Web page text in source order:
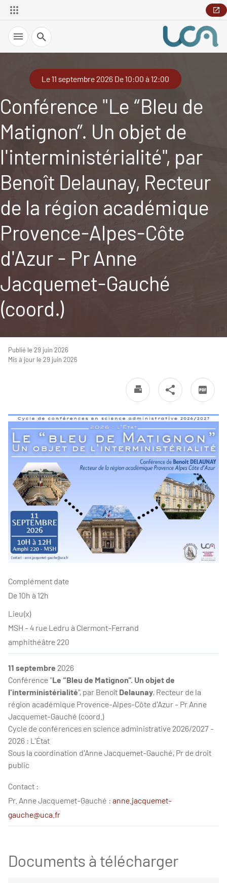
Recherche
Le 11 septembre 2026 De 10:00 à 12:00
Conférence "Le “Bleu de
Matignon”. Un objet de
l'interministérialité", par
Benoît Delaunay, Recteur
de la région académique
Provence-Alpes-Côte
d'Azur - Pr Anne
Jacquemet-Gauché
(coord.)
Publié le 29 juin 2026
Mis à jour le 29 juin 2026
Complément date
De 10h à 12h
Lieu(x)
MSH - 4 rue Ledru à Clermont-Ferrand
amphithéâtre 220
11 septembre 2026
Conférence "Le “Bleu de Matignon”. Un objet de
l'interministérialité", par Benoît Delaunay, Recteur de la
région académique Provence-Alpes-Côte d'Azur - Pr Anne
Jacquemet-Gauché (coord.)
Cycle de conférences en science administrative 2026/2027 -
2026 : L'État
Sous la coordination d'Anne Jacquemet-Gauché, Pr de droit
public
Contact :
Pr. Anne Jacquemet-Gauché : anne.jacquemet-
gauche@uca.fr
Documents à télécharger